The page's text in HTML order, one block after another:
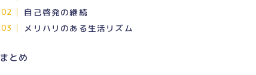
自己啓発の継続
メリハリのある生活リズム
まとめ